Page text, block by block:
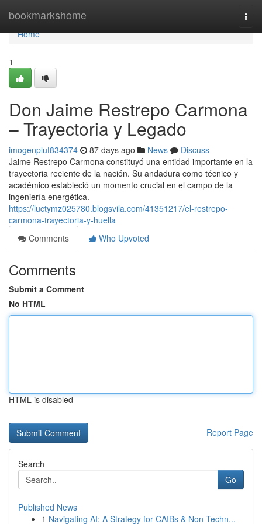
bookmarkshome
Home
Home
1
Don Jaime Restrepo Carmona
– Trayectoria y Legado
imogenplut834374 87 days ago News
Discuss
Jaime Restrepo Carmona constituyó una entidad importante en la
trayectoria reciente de la nación. Su andadura como técnico y
académico estableció un momento crucial en el campo de la
ingeniería energética.
https://luctymz025780.blogsvila.com/41351217/el-restrepo-
carmona-trayectoria-y-huella
Comments
Who Upvoted
Comments
Submit a Comment
No HTML
HTML is disabled
Report Page
Search
Go
Published News
1 Navigating AI: A Strategy for CAIBs & Non-Techn...